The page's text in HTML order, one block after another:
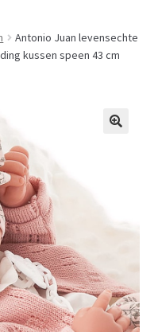
Antonio Juan levensechte
kussen speen 43 cm